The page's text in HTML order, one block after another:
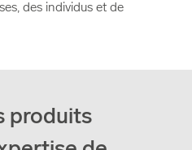
des individus et de
produits